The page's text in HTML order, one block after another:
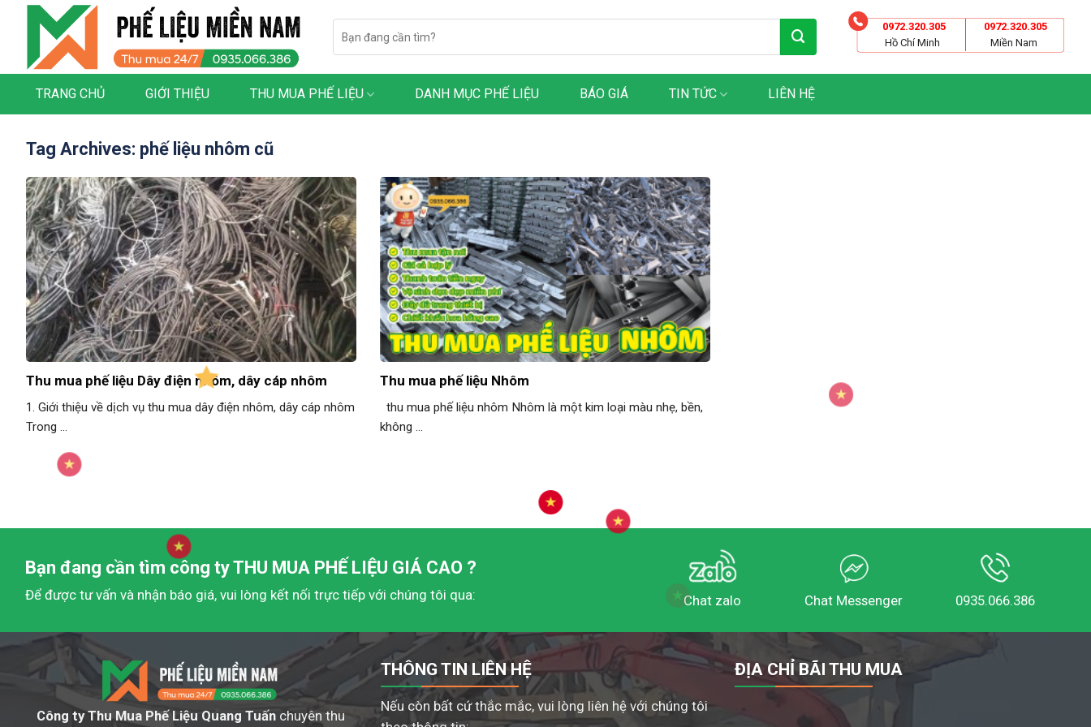
content
for:
0972.320.305
Hồ Chí Minh
0972.320.305
Miền Nam
TRANG CHỦ GIỚI THIỆU THU MUA PHẾ LIỆU DANH MỤC PHẾ LIỆU BÁO GIÁ TIN TỨC LIÊN HỆ
Tag Archives: phế liệu nhôm cũ
Thu mua phế liệu Dây điện nhôm, dây cáp nhôm
1. Giới thiệu về dịch vụ thu mua dây điện nhôm, dây cáp nhôm
Trong ...
Thu mua phế liệu Nhôm
thu mua phế liệu nhôm Nhôm là một kim loại màu nhẹ, bền,
không ...
Bạn đang cần tìm công tyTHU MUA PHẾ LIỆU GIÁ CAO ?
Để được tư vấn và nhận báo giá, vui lòng kết nối trực tiếp với chúng tôi qua: Chat zalo Chat Messenger 0935.066.386
Công ty Thu Mua Phế Liệu Quang Tuấn chuyên thu
THÔNG TIN LIÊN HỆ
Nếu còn bất cứ thắc mắc, vui lòng liên hệ với chúng tôi
ĐỊA CHỈ BÃI THU MUA